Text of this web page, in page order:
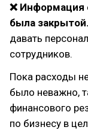
❌ Информация
была закрытой.
давать
сотрудников.
Пока расходы
было неважно,
финансового
по бизнесу в